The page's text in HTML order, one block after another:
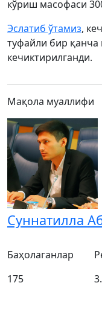
кўриш масофаси
Эслатиб ўтамиз,
туфайли бир қанча
кечиктирилганди.
Мақола муаллифи
Суннатилла
Баҳолаганлар
175